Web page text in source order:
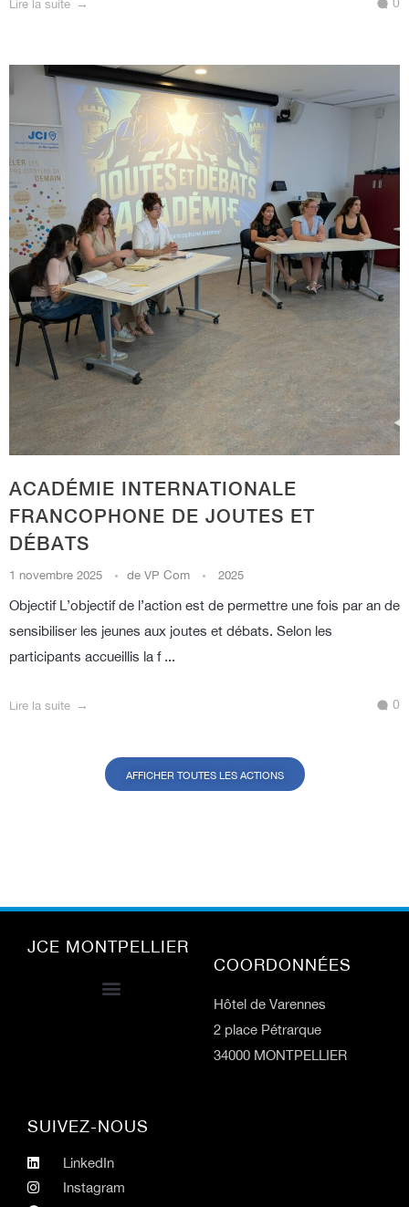
Lire la suite
ACADÉMIE INTERNATIONALE
FRANCOPHONE DE JOUTES ET
DÉBATS
1 novembre 2025 de VP Com 2025
Objectif L’objectif de l’action est de permettre une fois par an de
sensibiliser les jeunes aux joutes et débats. Selon les
participants accueillis la f ...
Lire la suite 0
AFFICHER TOUTES LES ACTIONS
JCE MONTPELLIER
COORDONNÉES
Hôtel de Varennes
2 place Pétrarque
34000 MONTPELLIER
SUIVEZ-NOUS
LinkedIn
Instagram